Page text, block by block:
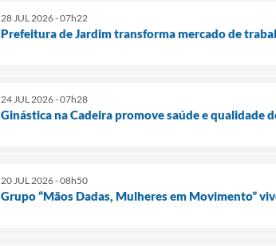
28 JUL 2026 - 07h22
Prefeitura de Jardim transforma mercado de
24 JUL 2026 - 07h28
Ginástica na Cadeira promove saúde e qualidade
20 JUL 2026 - 08h50
Grupo “Mãos Dadas, Mulheres em Movimento”